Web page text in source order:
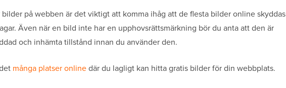
bilder på webben är det viktigt att komma ihåg att de flesta bilder online skyddas
Även när en bild inte har en upphovsrättsmärkning bör du anta att den är
och inhämta tillstånd innan du använder den.
många platser onlinedär du lagligt kan hitta gratis bilder för din webbplats.